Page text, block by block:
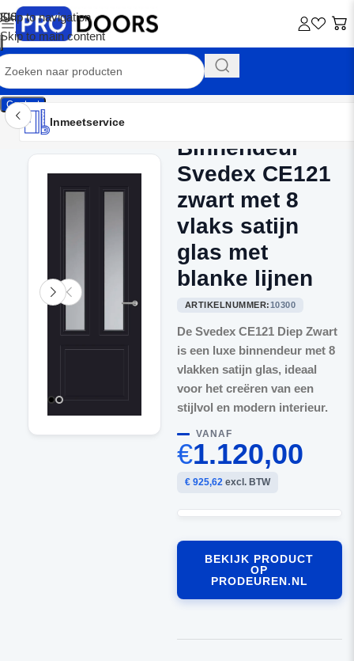
Skip to navigation
Skip to main content
Contact
Inmeetservice
Montageservice
Advies op maat
Showroom
Inmeetservice
Binnendeur
Svedex CE121
zwart met 8
vlaks satijn
glas met
blanke lijnen
ARTIKELNUMMER:10300
De Svedex CE121 Diep Zwart
is een luxe binnendeur met 8
vlakken satijn glas, ideaal
voor het creëren van een
stijlvol en modern interieur.
VANAF
€1.120,00
€ 925,62excl. BTW
BEKIJK PRODUCT
OP
PRODEUREN.NL